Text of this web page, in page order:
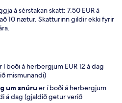
á sérstakan skatt: 7.50 EUR á
10 nætur. Skatturinn gildir ekki fyrir
í boði á herbergjum EUR 12 á dag
mismunandi)
um snúru er í boði á herbergjum
á dag (gjaldið getur verið